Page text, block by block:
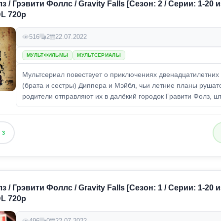
/ Грэвити Фоллс / Gravity Falls [Сезон: 2 / Серии: 1-20
720p
516 2 22.07.2022
МУЛЬТФИЛЬМЫ МУЛЬТСЕРИАЛЫ
Мультсериал повествует о приключениях двенадцатилетних
(брата и сестры) Диппера и Мэйбл, чьи летние планы
родители отправляют их в далёкий городок Гравити Фолз,
3
/ Грэвити Фоллс / Gravity Falls [Сезон: 1 / Серии: 1-20
720p